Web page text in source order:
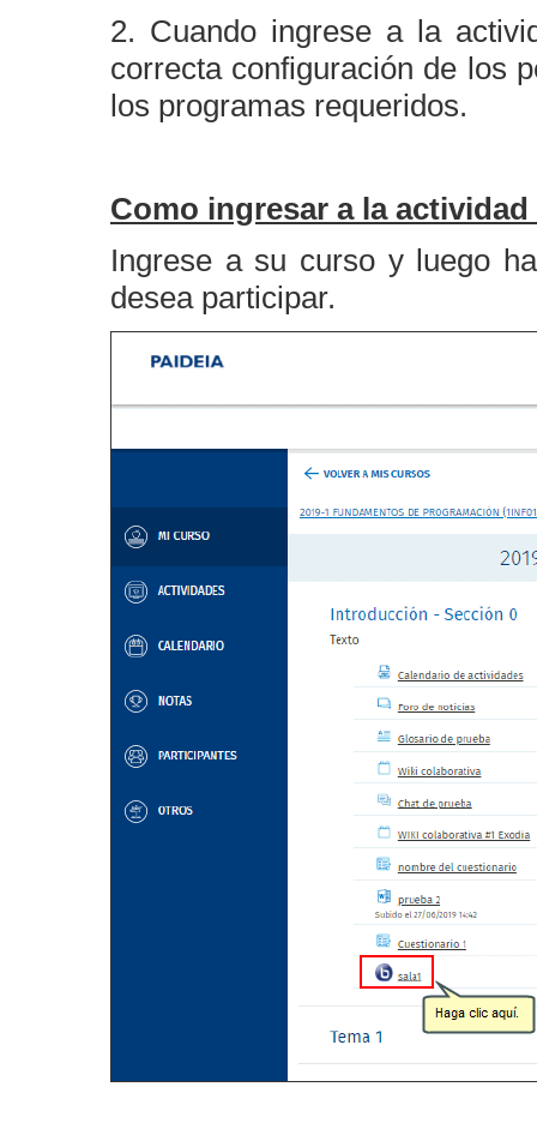
2. Cuando ingrese a la
correcta configuración de los
los programas requeridos.
Como ingresar a la
Ingrese a su curso y luego
desea participar.